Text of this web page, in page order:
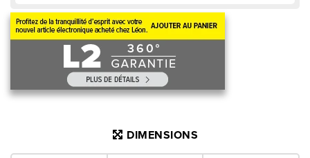
DIMENSIONS